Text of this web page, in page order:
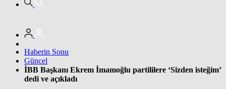
Haberin Sonu
Güncel
İBB Başkanı Ekrem İmamoğlu partililere ‘Sizden isteğim’
dedi ve açıkladı